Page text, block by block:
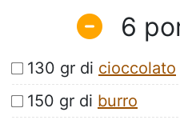
6
130 gr di cioccolato
150 gr di burro